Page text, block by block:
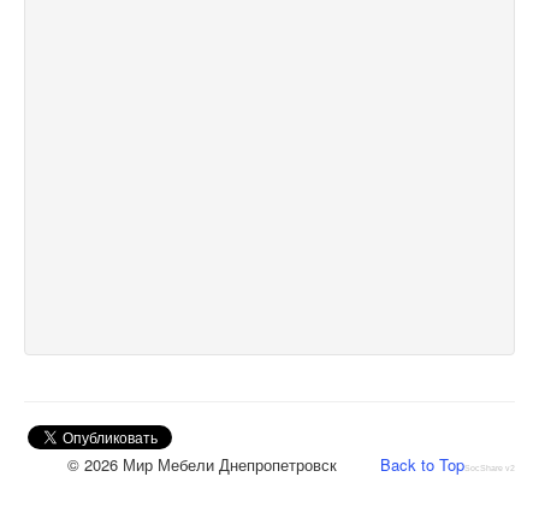
SocShare v2
Back to Top
© 2026 Мир Мебели Днепропетровск